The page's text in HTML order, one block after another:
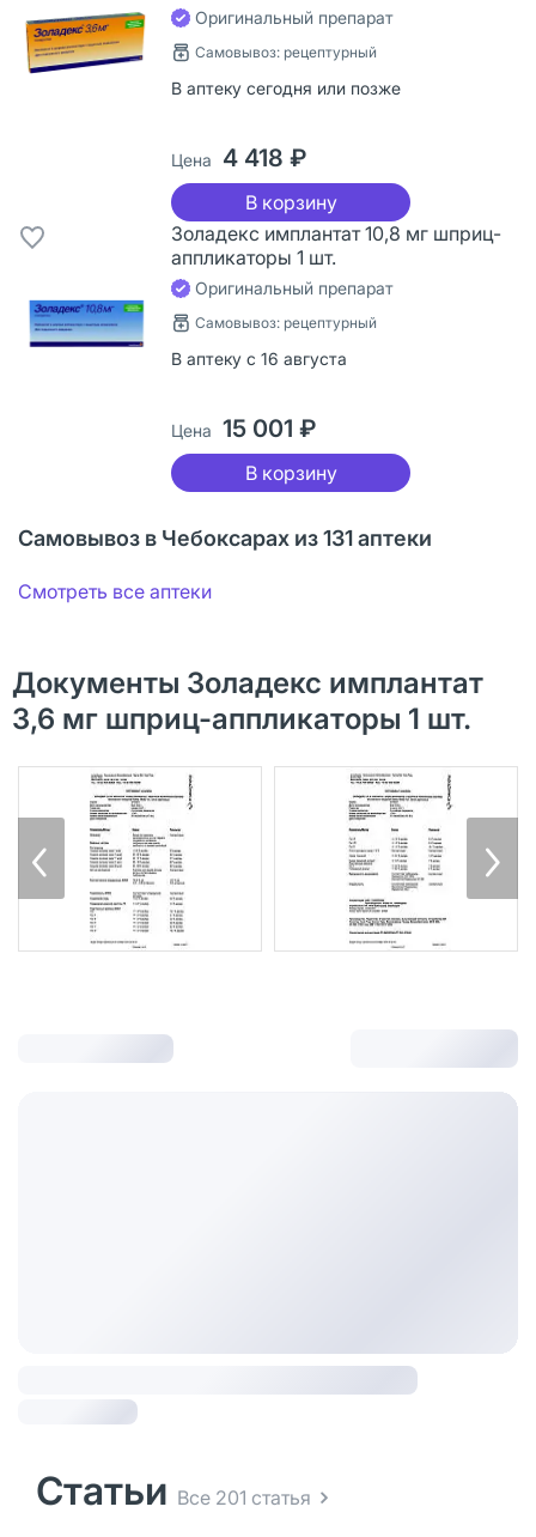
Оригинальный препарат
Самовывоз: рецептурный
В аптеку сегодня или позже
Цена 4 418 ₽
В корзину
Золадекс имплантат 10,8 мг шприц-
аппликаторы 1 шт.
Оригинальный препарат
Самовывоз: рецептурный
В аптеку с 16 августа
Цена 15 001 ₽
В корзину
Самовывоз в Чебоксарах из 131 аптеки
Смотреть все аптеки
Документы Золадекс имплантат
3,6 мг шприц-аппликаторы 1 шт.
Статьи Все 201 статья